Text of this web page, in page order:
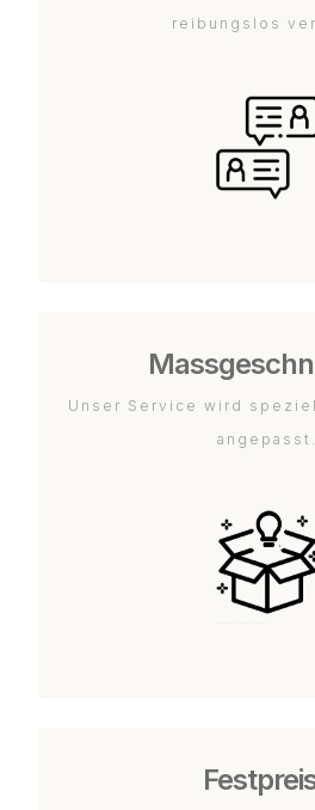
reibungslos
Unser Service wird
angepasst.